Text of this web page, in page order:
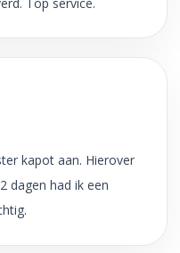
kapot aan. Hierover
dagen had ik een